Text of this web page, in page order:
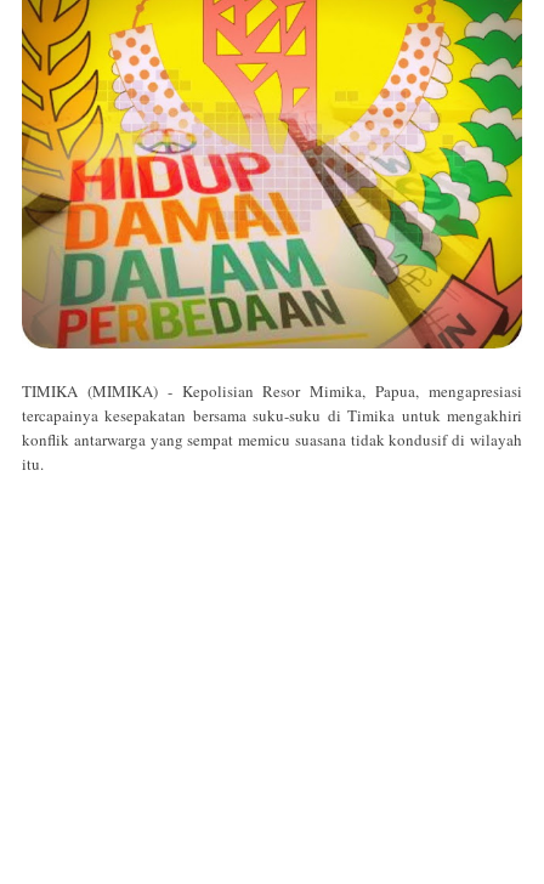
TIMIKA (MIMIKA) - Kepolisian Resor Mimika, Papua, mengapresiasi
tercapainya kesepakatan bersama suku-suku di Timika untuk mengakhiri
konflik antarwarga yang sempat memicu suasana tidak kondusif di wilayah
itu.